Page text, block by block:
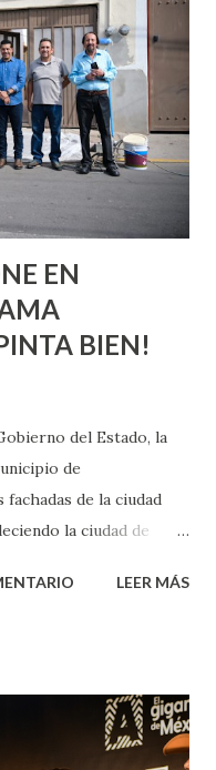
algo nuevo que
conocer. Si eres una
sexuales, tal vez
no puedas esperar para
persona con
cuando ambas partes
EN
BIEN!
del Estado, la
de
de la ciudad
la ciudad de
al programa
Leo Montañez
cerca de 90 mil
LEER MÁS